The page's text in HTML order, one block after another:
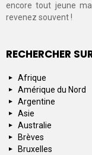
encore tout jeune
revenez souvent !
RECHERCHER
Afrique
Amérique du Nord
Argentine
Asie
Australie
Brèves
Bruxelles